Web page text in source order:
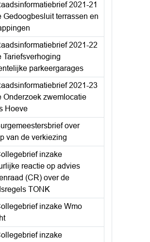
2021-21
Gedoogbesluit terrassen en
2021-22
Tariefsverhoging
parkeergarages
2021-23
Onderzoek zwemlocatie
Hoeve
over
van de verkiezing
inzake
reactie op advies
(CR) over de
TONK
inzake Wmo
inzake